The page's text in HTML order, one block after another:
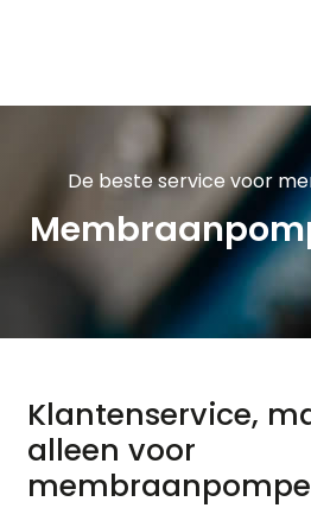
Skip to main content
De beste service voor
Klantenservice,
alleen voor